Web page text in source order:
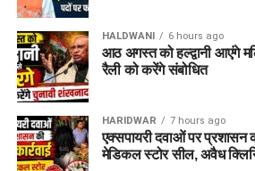
पदों को अभियान चलाकर भरने का काम किया
है। आने वाले महीनों में भी विभिन्न विभागों में
आगे बढ़ाई जाएगी, ताकि योग्य युवाओं को
की विकास यात्रा को नई गति मिले।
इसरोजगार मेले
एक्सिस बैंक (Axis Bank)
बारबेक्यू नेशन (Barbeque Nation)
डिक्सॉन (Dixon Technologies)
उत्कर्ष स्मॉल फाइनेंस बैंक (Utkarsh
HALDWANI 6 hours ago
आठ अगस्त को हल्द्वानी आएंगे
रैली को करेंगे संबोधित
HARIDWAR 7 hours ago
एक्सपायरी दवाओं पर प्रशासन
मेडिकल स्टोर सील, अवैध